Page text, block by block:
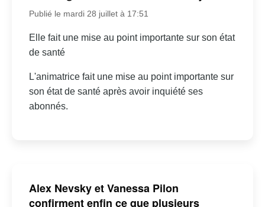
Publié le mardi 28 juillet à 17:51
Elle fait une mise au point importante sur son état
de santé
L'animatrice fait une mise au point importante sur
son état de santé après avoir inquiété ses
abonnés.
Alex Nevsky et Vanessa Pilon
confirment enfin ce que plusieurs